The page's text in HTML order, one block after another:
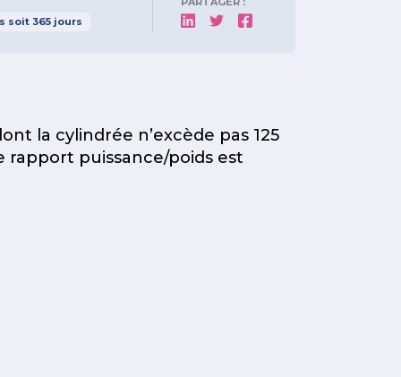
soit 365jours
la cylindrée n’excède pas 125
rapport puissance/poids est